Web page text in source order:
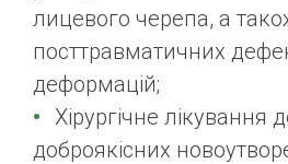
лицевого черепа, а
посттравматичних
деформацій;
Хірургічне лікування
доброякісних